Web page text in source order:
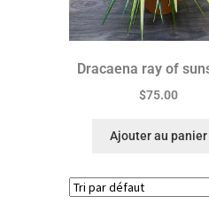
Dracaena ray of
$75.00
Ajouter au panier